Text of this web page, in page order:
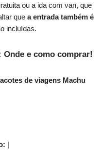
ou a ida com van, que
que a entrada também é
incluídas.
Onde e como comprar!
de viagens Machu
|